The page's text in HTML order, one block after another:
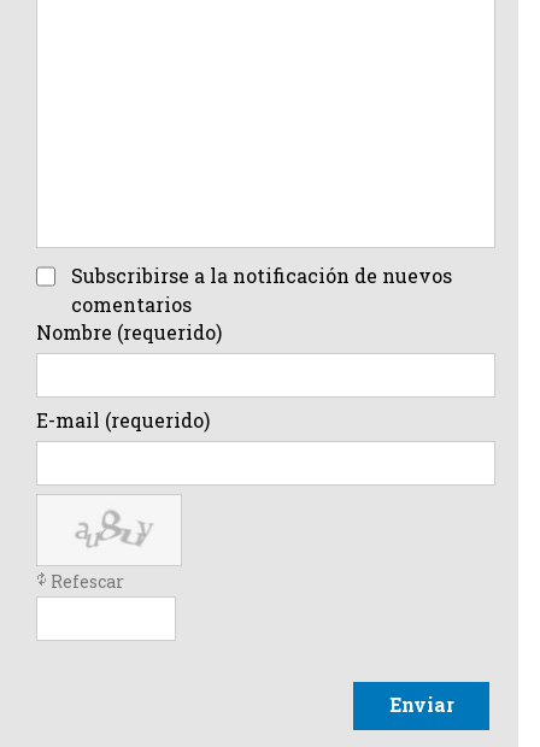
Subscribirse a la notificación de nuevos
comentarios
Nombre (requerido)
E-mail (requerido)
Refescar
Enviar